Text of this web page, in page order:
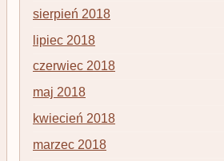
sierpień 2018
lipiec 2018
czerwiec 2018
maj 2018
kwiecień 2018
marzec 2018